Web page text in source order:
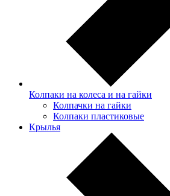
Колпаки на колеса и на гайки
Колпачки на гайки
Колпаки пластиковые
Крылья